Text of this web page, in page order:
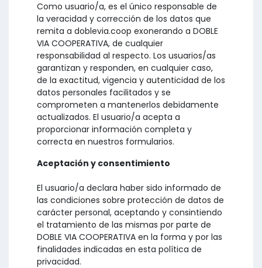
Como usuario/a, es el único responsable de
la veracidad y corrección de los datos que
remita a doblevia.coop exonerando a DOBLE
VIA COOPERATIVA, de cualquier
responsabilidad al respecto. Los usuarios/as
garantizan y responden, en cualquier caso,
de la exactitud, vigencia y autenticidad de los
datos personales facilitados y se
comprometen a mantenerlos debidamente
actualizados. El usuario/a acepta a
proporcionar información completa y
correcta en nuestros formularios.
Aceptación y consentimiento
El usuario/a declara haber sido informado de
las condiciones sobre protección de datos de
carácter personal, aceptando y consintiendo
el tratamiento de las mismas por parte de
DOBLE VIA COOPERATIVA en la forma y por las
finalidades indicadas en esta política de
privacidad.